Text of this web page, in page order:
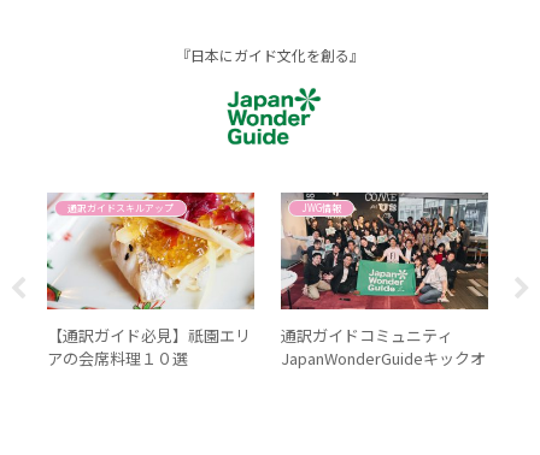
『日本にガイド文化を創る』
通訳ガイドスキルアップ
【通訳ガイド必見】祇園エリ
アの会席料理１０選
JWG情報
通訳ガイドコミュニティ
JapanWonderGuideキックオ